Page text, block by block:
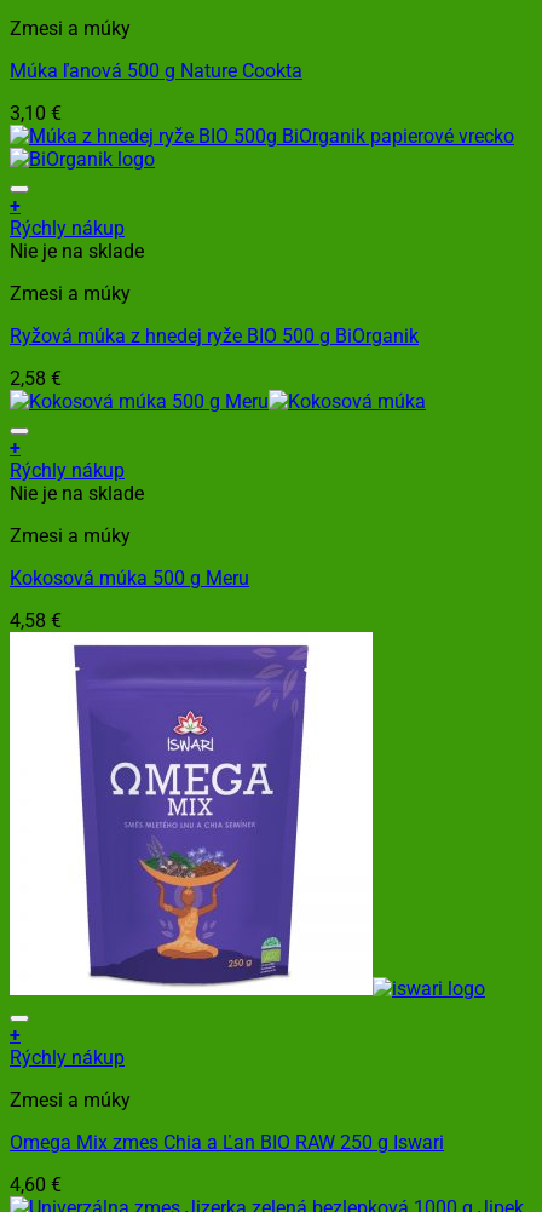
Zmesi a múky
Múka ľanová 500 g Nature Cookta
3,10 €
+
Rýchly nákup
Nie je na sklade
Zmesi a múky
Ryžová múka z hnedej ryže BIO 500 g BiOrganik
2,58 €
+
Rýchly nákup
Nie je na sklade
Zmesi a múky
Kokosová múka 500 g Meru
4,58 €
+
Rýchly nákup
Zmesi a múky
Omega Mix zmes Chia a Ľan BIO RAW 250 g Iswari
4,60 €